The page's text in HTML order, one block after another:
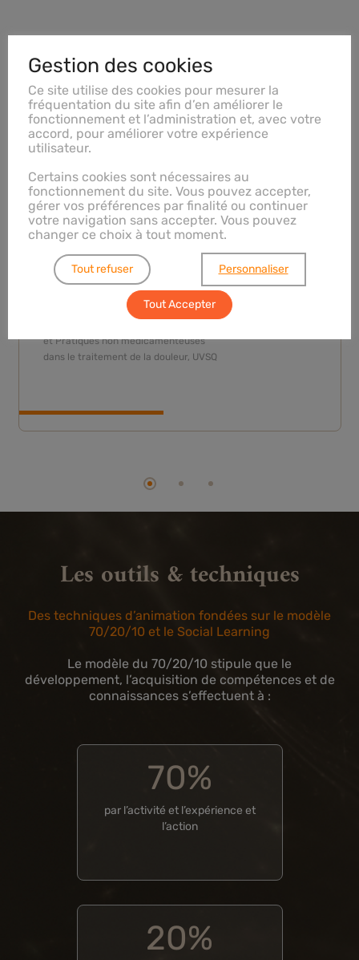
Dr Adrian Chaboche
Hypnose Médicale
Docteur en médecine
Ancien Chef de Clinique des Universités,
Attaché en Centre de Traitement de la Douleur
Psychothérapeute
Cofondateur du Centre Vitruve
et de Vitruve Formation
Enseignant universitaire
et Pratiques non médicamenteuses
dans le traitement de la douleur, UVSQ
Les outils & techniques
Des techniques d’animation fondées sur le modèle
70/20/10 et le Social Learning
Le modèle du 70/20/10 stipule que le
développement, l’acquisition de compétences et de
connaissances s’effectuent à :
70%
par l’activité et l’expérience et
l’action
20%
Gestion des cookies
Ce site utilise des cookies pour mesurer la
fréquentation du site afin d’en améliorer le
fonctionnement et l’administration et, avec votre
accord, pour améliorer votre expérience
utilisateur.
Certains cookies sont nécessaires au
fonctionnement du site. Vous pouvez accepter,
gérer vos préférences par finalité ou continuer
votre navigation sans accepter. Vous pouvez
changer ce choix à tout moment.
Tout refuser Personnaliser
Tout Accepter